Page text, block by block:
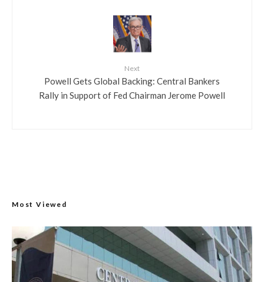
Next
Powell Gets Global Backing: Central Bankers
Rally in Support of Fed Chairman Jerome Powell
Most Viewed